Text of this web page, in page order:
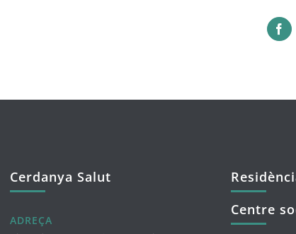
Cerdanya Salut
ADREÇA
Centre